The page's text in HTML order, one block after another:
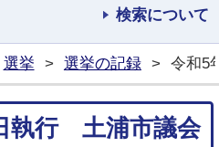
検索について
選挙 > 選挙の記録 > 令和5
執行 土浦市議会